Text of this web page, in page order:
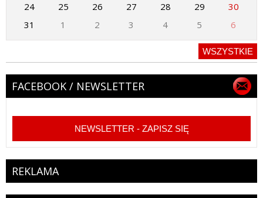
24
25 26 27 28 29
30
31
1 2 3 4 5 6
WSZYSTKIE
FACEBOOK / NEWSLETTER
NEWSLETTER - ZAPISZ SIĘ
REKLAMA